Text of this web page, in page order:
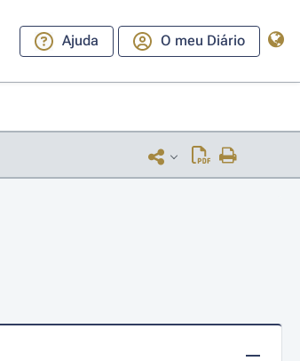
Ajuda O meu Diário